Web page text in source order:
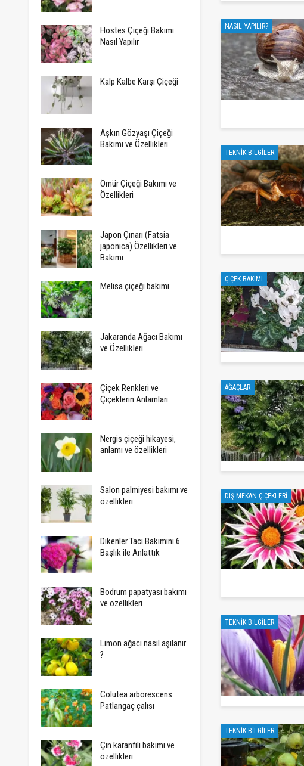
Hostes Çiçeği Bakımı
Nasıl Yapılır
Kalp Kalbe Karşı Çiçeği
Aşkın Gözyaşı Çiçeği
Bakımı ve Özellikleri
Ömür Çiçeği Bakımı ve
Özellikleri
Japon Çınarı (Fatsia
japonica) Özellikleri ve
Bakımı
Melisa çiçeği bakımı
Jakaranda Ağacı Bakımı
ve Özellikleri
Çiçek Renkleri ve
Çiçeklerin Anlamları
Nergis çiçeği hikayesi,
anlamı ve özellikleri
Salon palmiyesi bakımı ve
özellikleri
Dikenler Tacı Bakımını 6
Başlık ile Anlattık
Bodrum papatyası bakımı
ve özellikleri
Limon ağacı nasıl aşılanır
?
Colutea arborescens :
Patlangaç çalısı
Çin karanfili bakımı ve
özellikleri
NASIL YAPILIR?
TEKNIK BILGILER
ÇIÇEK BAKIMI
AĞAÇLAR
DIŞ MEKAN ÇIÇEKLERI
TEKNIK BILGILER
TEKNIK BILGILER